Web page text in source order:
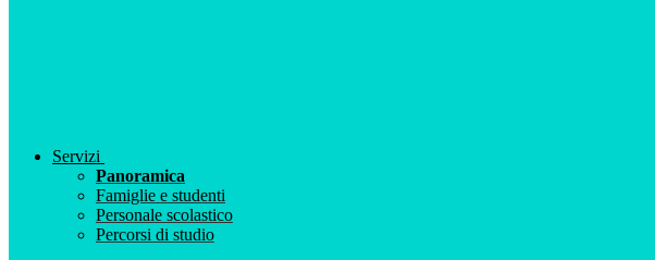
Servizi
Panoramica
Famiglie e studenti
Personale scolastico
Percorsi di studio